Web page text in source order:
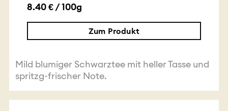
8.40 € / 100g
Zum Produkt
Mild blumiger Schwarztee mit heller Tasse und
spritzg-frischer Note.